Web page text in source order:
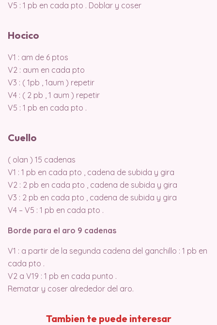
V5 : 1 pb en cada pto . Doblar y coser
Hocico
V1 : am de 6 ptos
V2 : aum en cada pto
V3 : ( 1pb , 1aum ) repetir
V4 : ( 2 pb , 1 aum ) repetir
V5 : 1 pb en cada pto .
Cuello
( olan ) 15 cadenas
V1 : 1 pb en cada pto , cadena de subida y gira
V2 : 2 pb en cada pto , cadena de subida y gira
V3 : 2 pb en cada pto , cadena de subida y gira
V4 – V5 : 1 pb en cada pto .
Borde para el aro 9 cadenas
V1 : a partir de la segunda cadena del ganchillo : 1 pb en
cada pto .
V2 a V19 : 1 pb en cada punto .
Rematar y coser alrededor del aro.
Tambien te puede interesar